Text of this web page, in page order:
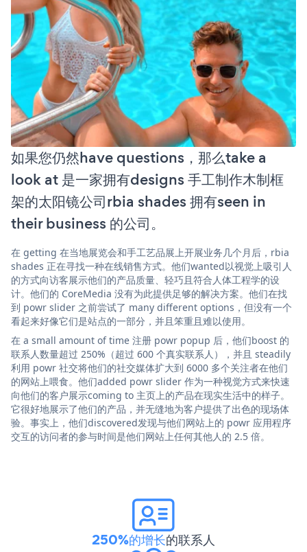
如果您仍然have questions，那么take a
look at 是一家拥有designs 手工制作木制框
架的太阳镜公司rbia shades 拥有seen in
their business 的公司。
在 getting 在当地展览会和手工艺品展上开展业务几个月后，rbia
shades 正在寻找一种在线销售方式。他们wanted以视觉上吸引人
的方式向访客展示他们的产品质量、轻巧且符合人体工程学的设
计。他们的 CoreMedia 没有为此提供足够的解决方案。他们在找
到 powr slider 之前尝试了 many different options，但没有一个
看起来好像它们是站点的一部分，并且笨重且难以使用。
在 a small amount of time 注册 powr popup 后，他们boost 的
联系人数量超过 250%（超过 600 个真实联系人），并且 steadily
利用 powr 社交将他们的社交媒体扩大到 6000 多个关注者在他们
的网站上喂食。他们added powr slider 作为一种视觉方式来快速
向他们的客户展示coming to 主页上的产品在现实生活中的样子。
它很好地展示了他们的产品，并无缝地为客户提供了出色的现场体
验。事实上，他们discovered发现与他们网站上的 powr 应用程序
交互的访问者的参与时间是他们网站上任何其他人的 2.5 倍。
250%的增长的联系人